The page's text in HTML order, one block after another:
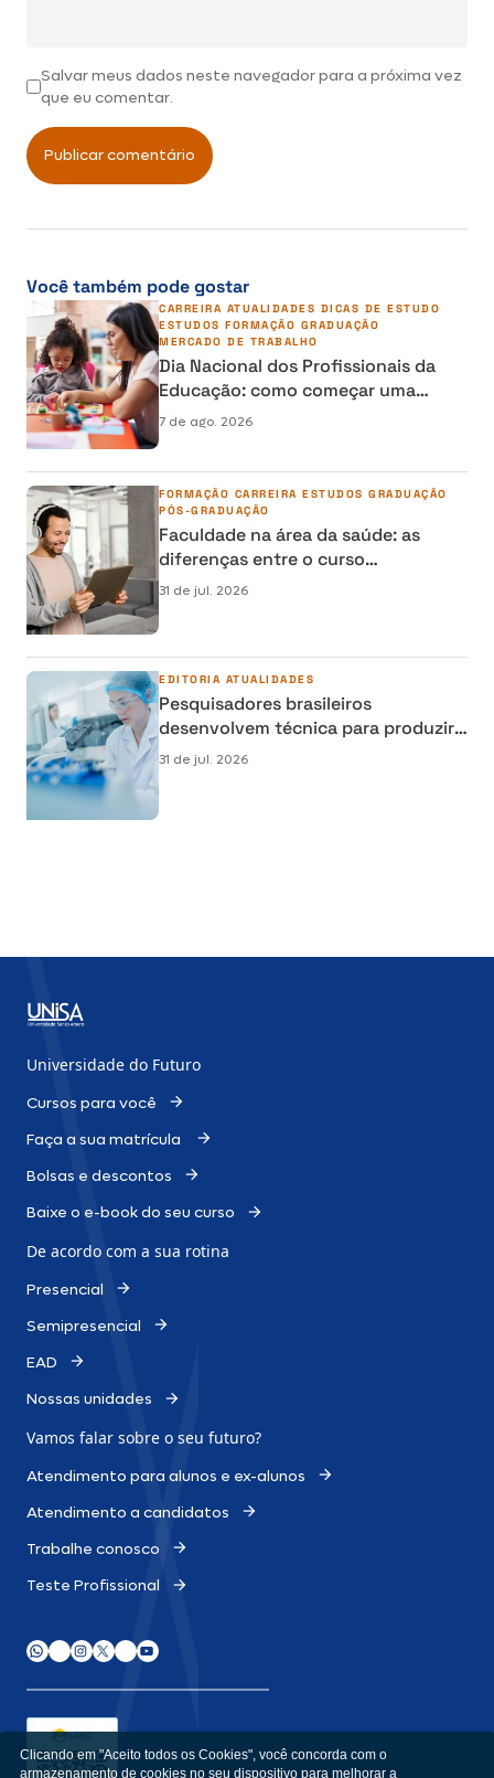
Salvar meus dados neste navegador para a próxima vez
que eu comentar.
Você também pode gostar
CARREIRA ATUALIDADES DICAS DE ESTUDO
ESTUDOS FORMAÇÃO GRADUAÇÃO
MERCADO DE TRABALHO
Dia Nacional dos Profissionais da
Educação: como começar uma
carreira na área da Educação
7 de ago. 2026
FORMAÇÃO CARREIRA ESTUDOS GRADUAÇÃO
PÓS-GRADUAÇÃO
Faculdade na área da saúde: as
diferenças entre o curso
semipresencial, presencial e EAD
31 de jul. 2026
EDITORIA ATUALIDADES
Pesquisadores brasileiros
desenvolvem técnica para produzir
osso humano em laboratório e
31 de jul. 2026
Universidade do Futuro
Cursos para você
Faça a sua matrícula
Bolsas e descontos
Baixe o e-book do seu curso
De acordo com a sua rotina
Presencial
Semipresencial
EAD
Nossas unidades
Vamos falar sobre o seu futuro?
Atendimento para alunos e ex-alunos
Atendimento a candidatos
Trabalhe conosco
Teste Profissional
Clicando em "Aceito todos os Cookies", você concorda com o
armazenamento de cookies no seu dispositivo para melhorar a